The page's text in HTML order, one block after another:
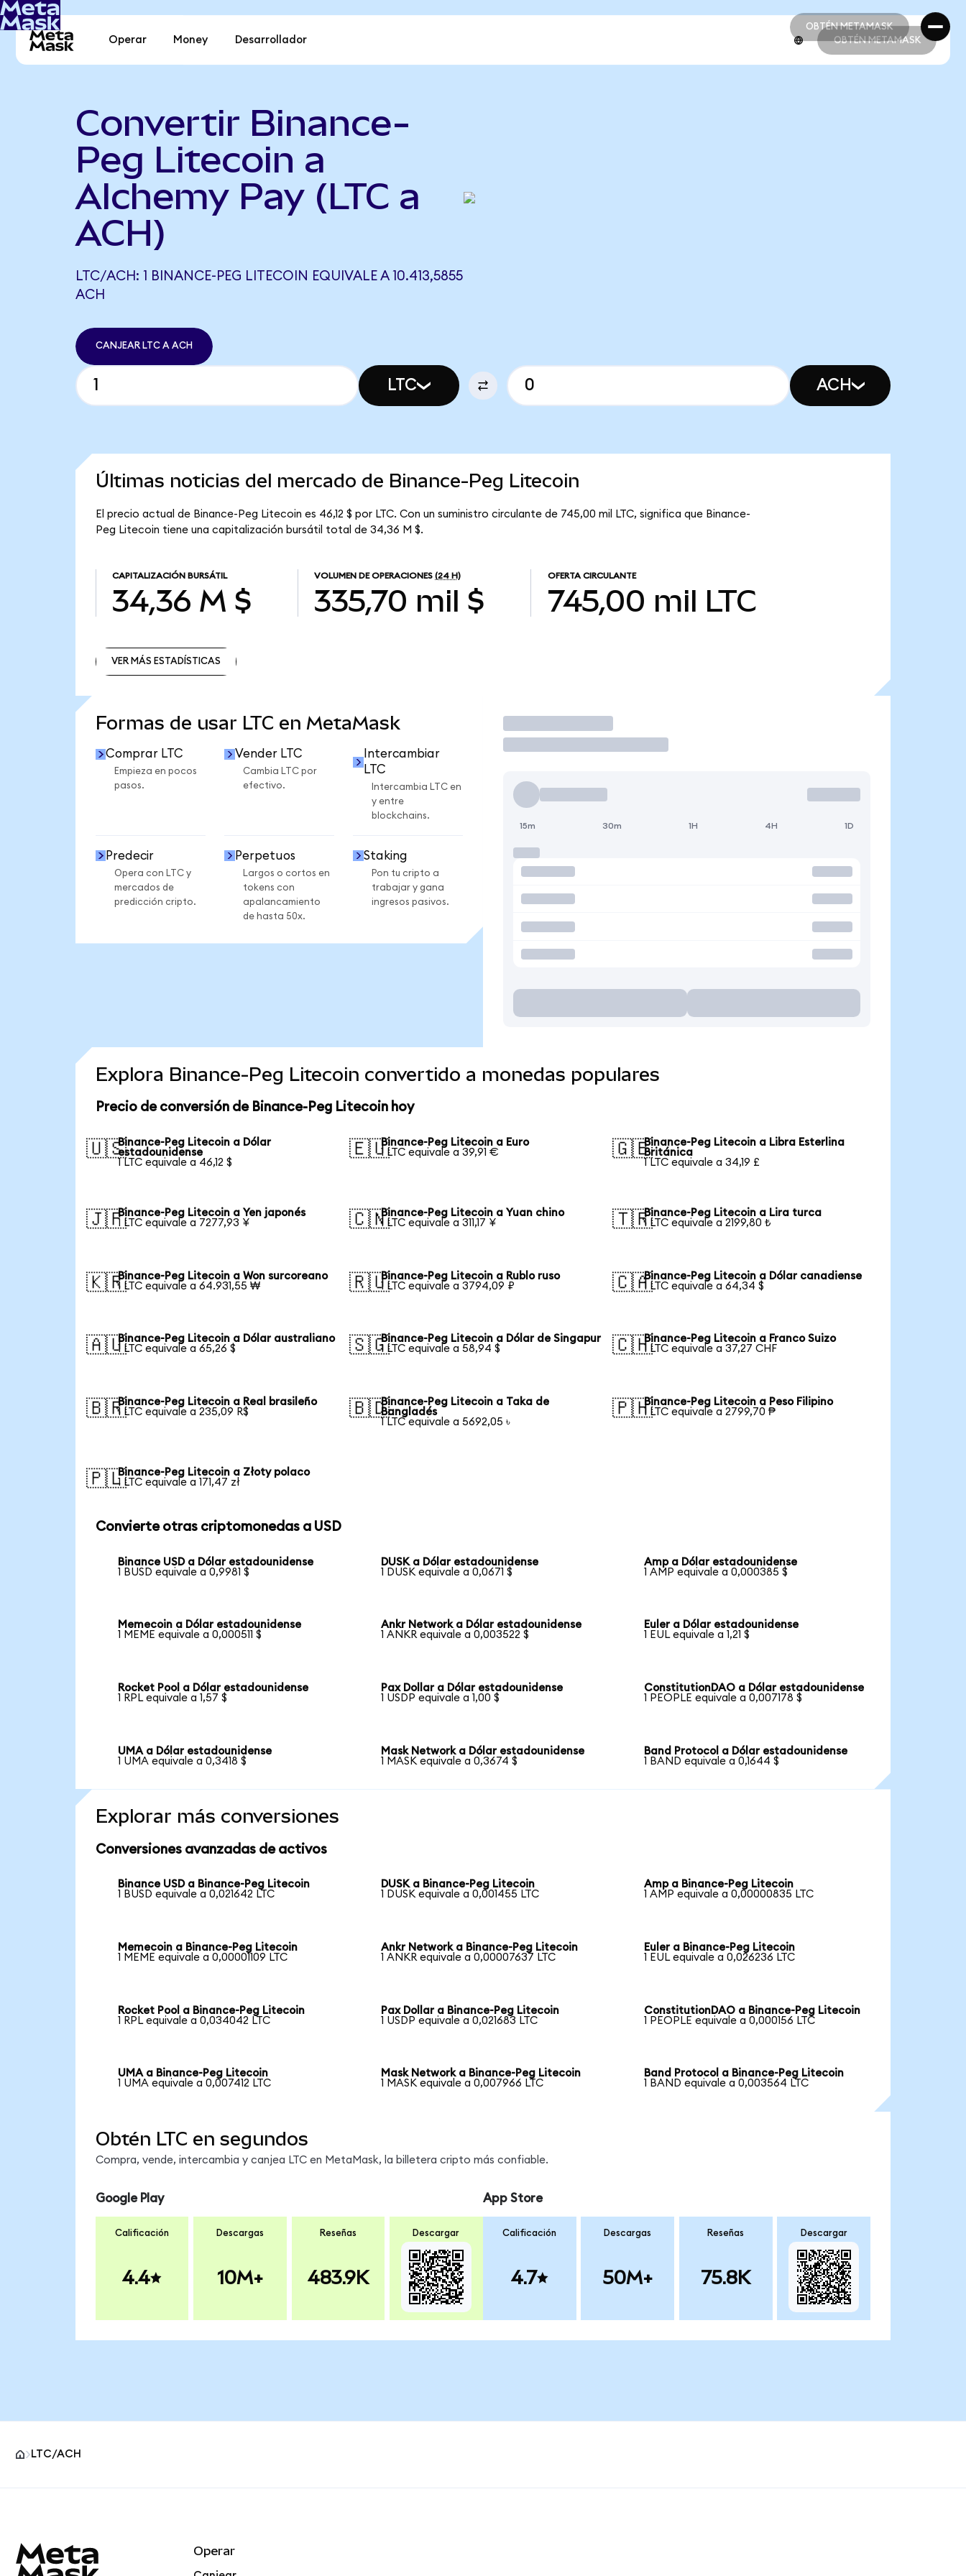
OBTÉN METAMASK
OBTÉN METAMASK
Operar Money Desarrollador OBTÉN METAMASK
Convertir Binance-
Peg Litecoin a
Alchemy Pay (LTC a
ACH)
LTC/ACH: 1 BINANCE-PEG LITECOIN EQUIVALE A 10.413,5855
ACH
CANJEAR LTC A ACH
LTC ACH
Últimas noticias del mercado de Binance-Peg Litecoin
El precio actual de Binance-Peg Litecoin es 46,12 $ por LTC. Con un suministro circulante de 745,00 mil LTC, significa que Binance-
Peg Litecoin tiene una capitalización bursátil total de 34,36 M $.
CAPITALIZACIÓN BURSÁTIL
34,36 M $
VOLUMEN DE OPERACIONES (24 H)
335,70 mil $
OFERTA CIRCULANTE
745,00 mil LTC
VER MÁS ESTADÍSTICAS
Formas de usar LTC en MetaMask
Comprar LTC
Empieza en pocos
pasos.
Vender LTC
Cambia LTC por
efectivo.
Intercambiar
LTC
Intercambia LTC en
y entre
blockchains.
Predecir
Opera con LTC y
mercados de
predicción cripto.
Perpetuos
Largos o cortos en
tokens con
apalancamiento
de hasta 50x.
Staking
Pon tu cripto a
trabajar y gana
ingresos pasivos.
Operar
15m 30m 1H 4H 1D
Explora Binance-Peg Litecoin convertido a monedas populares
Precio de conversión de Binance-Peg Litecoin hoy
🇺🇸Binance-Peg Litecoin a Dólar
estadounidense
1 LTC equivale a 46,12 $
🇪🇺Binance-Peg Litecoin a Euro
1 LTC equivale a 39,91 €
🇬🇧Binance-Peg Litecoin a Libra Esterlina
Británica
1 LTC equivale a 34,19 £
🇯🇵Binance-Peg Litecoin a Yen japonés
1 LTC equivale a 7277,93 ¥
🇨🇳Binance-Peg Litecoin a Yuan chino
1 LTC equivale a 311,17 ¥
🇹🇷Binance-Peg Litecoin a Lira turca
1 LTC equivale a 2199,80 ₺
🇰🇷Binance-Peg Litecoin a Won surcoreano
1 LTC equivale a 64.931,55 ₩
🇷🇺Binance-Peg Litecoin a Rublo ruso
1 LTC equivale a 3794,09 ₽
🇨🇦Binance-Peg Litecoin a Dólar canadiense
1 LTC equivale a 64,34 $
🇦🇺Binance-Peg Litecoin a Dólar australiano
1 LTC equivale a 65,26 $
🇸🇬Binance-Peg Litecoin a Dólar de Singapur
1 LTC equivale a 58,94 $
🇨🇭Binance-Peg Litecoin a Franco Suizo
1 LTC equivale a 37,27 CHF
🇧🇷Binance-Peg Litecoin a Real brasileño
1 LTC equivale a 235,09 R$
🇧🇩Binance-Peg Litecoin a Taka de
Bangladés
1 LTC equivale a 5692,05 ৳
🇵🇭Binance-Peg Litecoin a Peso Filipino
1 LTC equivale a 2799,70 ₱
🇵🇱Binance-Peg Litecoin a Złoty polaco
1 LTC equivale a 171,47 zł
Convierte otras criptomonedas a USD
Binance USD a Dólar estadounidense
1 BUSD equivale a 0,9981 $
DUSK a Dólar estadounidense
1 DUSK equivale a 0,0671 $
Amp a Dólar estadounidense
1 AMP equivale a 0,000385 $
Memecoin a Dólar estadounidense
1 MEME equivale a 0,000511 $
Ankr Network a Dólar estadounidense
1 ANKR equivale a 0,003522 $
Euler a Dólar estadounidense
1 EUL equivale a 1,21 $
Rocket Pool a Dólar estadounidense
1 RPL equivale a 1,57 $
Pax Dollar a Dólar estadounidense
1 USDP equivale a 1,00 $
ConstitutionDAO a Dólar estadounidense
1 PEOPLE equivale a 0,007178 $
UMA a Dólar estadounidense
1 UMA equivale a 0,3418 $
Mask Network a Dólar estadounidense
1 MASK equivale a 0,3674 $
Band Protocol a Dólar estadounidense
1 BAND equivale a 0,1644 $
Explorar más conversiones
Conversiones avanzadas de activos
Binance USD a Binance-Peg Litecoin
1 BUSD equivale a 0,021642 LTC
DUSK a Binance-Peg Litecoin
1 DUSK equivale a 0,001455 LTC
Amp a Binance-Peg Litecoin
1 AMP equivale a 0,00000835 LTC
Memecoin a Binance-Peg Litecoin
1 MEME equivale a 0,00001109 LTC
Ankr Network a Binance-Peg Litecoin
1 ANKR equivale a 0,00007637 LTC
Euler a Binance-Peg Litecoin
1 EUL equivale a 0,026236 LTC
Rocket Pool a Binance-Peg Litecoin
1 RPL equivale a 0,034042 LTC
Pax Dollar a Binance-Peg Litecoin
1 USDP equivale a 0,021683 LTC
ConstitutionDAO a Binance-Peg Litecoin
1 PEOPLE equivale a 0,000156 LTC
UMA a Binance-Peg Litecoin
1 UMA equivale a 0,007412 LTC
Mask Network a Binance-Peg Litecoin
1 MASK equivale a 0,007966 LTC
Band Protocol a Binance-Peg Litecoin
1 BAND equivale a 0,003564 LTC
Obtén LTC en segundos
Compra, vende, intercambia y canjea LTC en MetaMask, la billetera cripto más confiable.
Google Play
Calificación
4.4
Descargas
10M+
Reseñas
483.9K
Descargar
App Store
Calificación
4.7
Descargas
50M+
Reseñas
75.8K
Descargar
LTC/ACH
Operar